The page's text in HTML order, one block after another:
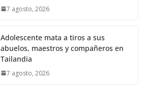
7 agosto, 2026
Adolescente mata a tiros a sus
abuelos, maestros y compañeros en
Tailandia
7 agosto, 2026